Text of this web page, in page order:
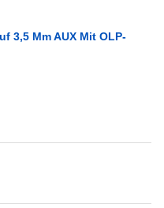
3,5 Mm AUX Mit OLP-